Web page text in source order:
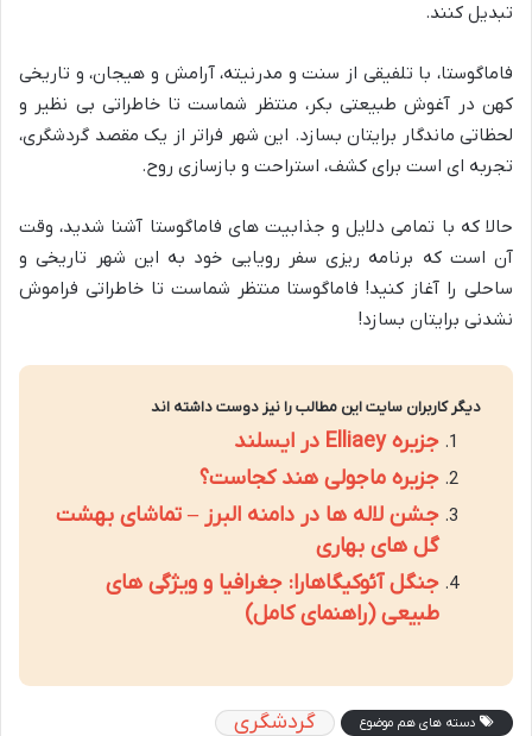
تبدیل کنند.
فاماگوستا، با تلفیقی از سنت و مدرنیته، آرامش و هیجان، و تاریخی
کهن در آغوش طبیعتی بکر، منتظر شماست تا خاطراتی بی نظیر و
لحظاتی ماندگار برایتان بسازد. این شهر فراتر از یک مقصد گردشگری،
تجربه ای است برای کشف، استراحت و بازسازی روح.
حالا که با تمامی دلایل و جذابیت های فاماگوستا آشنا شدید، وقت
آن است که برنامه ریزی سفر رویایی خود به این شهر تاریخی و
ساحلی را آغاز کنید! فاماگوستا منتظر شماست تا خاطراتی فراموش
نشدنی برایتان بسازد!
دیگر کاربران سایت این مطالب را نیز دوست داشته اند
جزیره Elliaey در ایسلند
جزیره ماجولی هند کجاست؟
جشن لاله ها در دامنه البرز – تماشای بهشت
گل های بهاری
جنگل آئوکیگاهارا: جغرافیا و ویژگی های
طبیعی (راهنمای کامل)
دسته های هم موضوع گردشگری